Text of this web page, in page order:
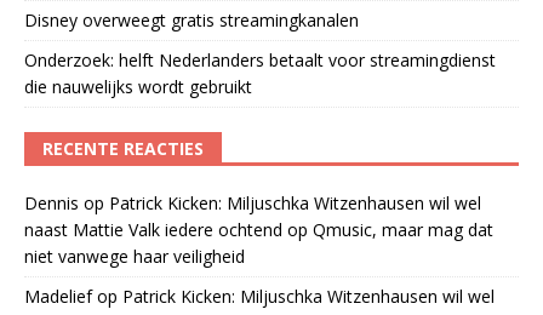
Disney overweegt gratis streamingkanalen
Onderzoek: helft Nederlanders betaalt voor streamingdienst
die nauwelijks wordt gebruikt
RECENTE REACTIES
Dennis op Patrick Kicken: Miljuschka Witzenhausen wil wel
naast Mattie Valk iedere ochtend op Qmusic, maar mag dat
niet vanwege haar veiligheid
Madeliefop Patrick Kicken: Miljuschka Witzenhausen wil wel